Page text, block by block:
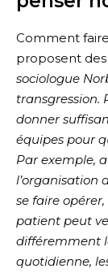
Comment
proposent des
sociologue
transgression.
donner
équipes pour
Par exemple,
l’organisation
se faire
patient peut
différemment
quotidienne,